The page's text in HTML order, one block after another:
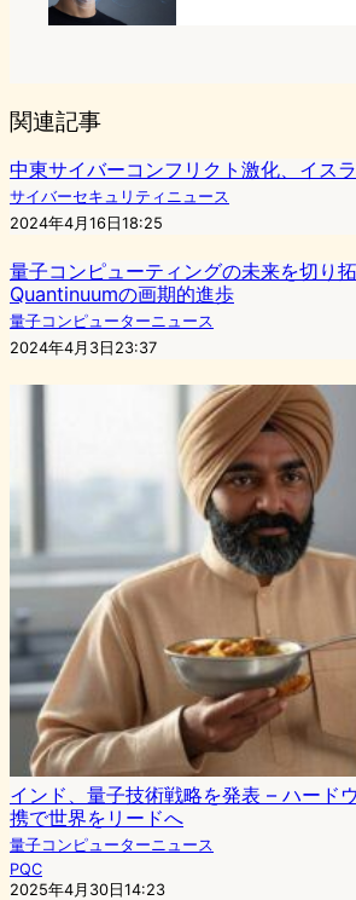
関連記事
中東サイバーコンフリクト激化、イス
サイバーセキュリティニュース
2024年4月16日18:25
量子コンピューティングの未来を切り
Quantinuumの画期的進歩
量子コンピューターニュース
2024年4月3日23:37
インド、量子技術戦略を発表 – ハード
携で世界をリードへ
量子コンピューターニュース
PQC
2025年4月30日14:23